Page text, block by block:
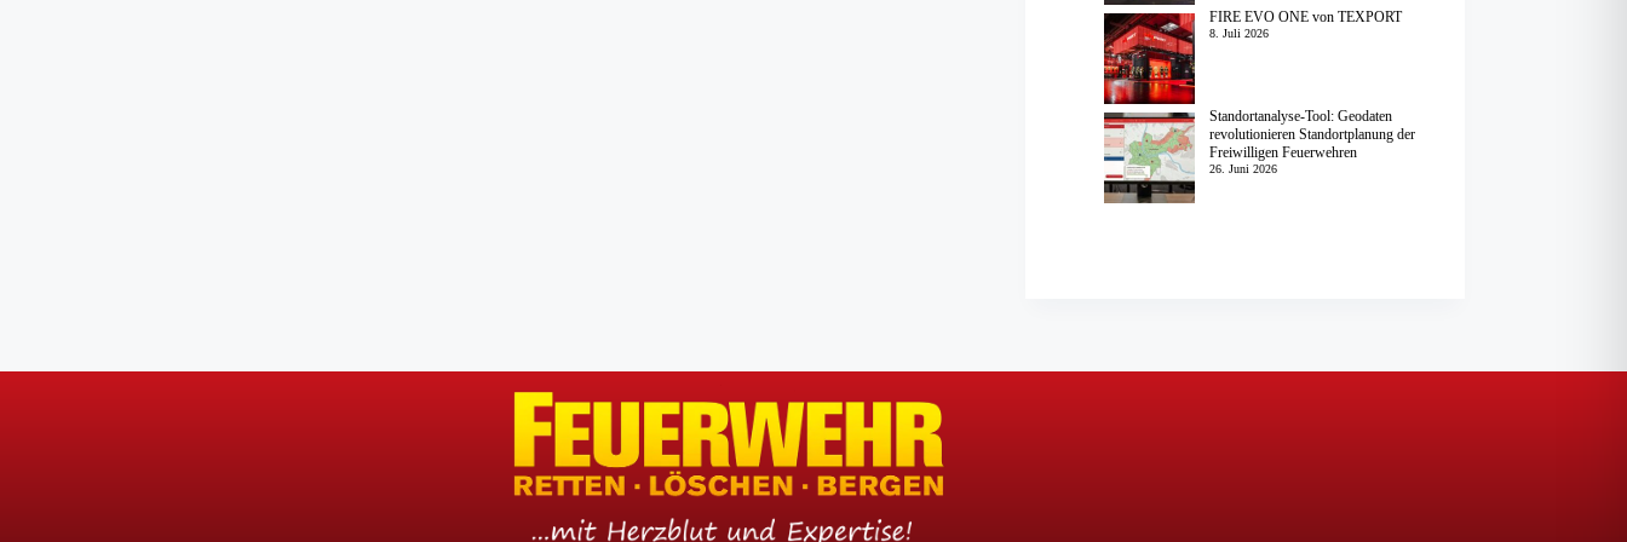
FIRE EVO ONE von TEXPORT
8. Juli 2026
Standortanalyse-Tool: Geodaten
revolutionieren Standortplanung der
Freiwilligen Feuerwehren
26. Juni 2026